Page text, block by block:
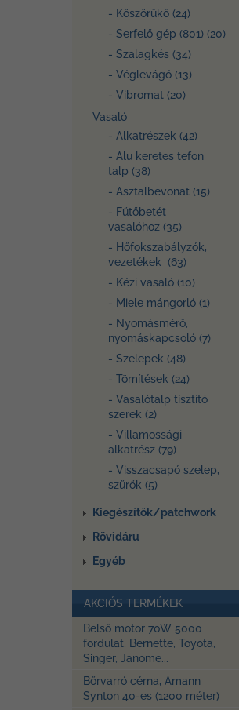
- Köszörűkő (24)
- Serfelő gép (801) (20)
- Szalagkés (34)
- Véglevágó (13)
- Vibromat (20)
Vasaló
- Alkatrészek (42)
- Alu keretes tefon
talp (38)
- Asztalbevonat (15)
- Fűtőbetét
vasalóhoz (35)
- Hőfokszabályzók,
vezetékek (63)
- Kézi vasaló (10)
- Miele mángorló (1)
- Nyomásmérő,
nyomáskapcsoló (7)
- Szelepek (48)
- Tömítések (24)
- Vasalótalp tísztító
szerek (2)
- Villamossági
alkatrész (79)
- Visszacsapó szelep,
szűrők (5)
Kiegészítők/patchwork
Rövidáru
Egyéb
AKCIÓS TERMÉKEK
Belső motor 70W 5000
fordulat, Bernette, Toyota,
Singer, Janome...
Bőrvarró cérna, Amann
Synton 40-es (1200 méter)